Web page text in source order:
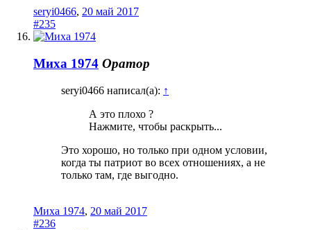
seryi0466, 20 май 2017
#235
Миха 1974 Оратор
seryi0466 написал(а): ↑
А это плохо ?
Нажмите, чтобы раскрыть...
Это хорошо, но только при одном условии,
когда ты патриот во всех отношениях, а не
только там, где выгодно.
Миха 1974, 20 май 2017
#236